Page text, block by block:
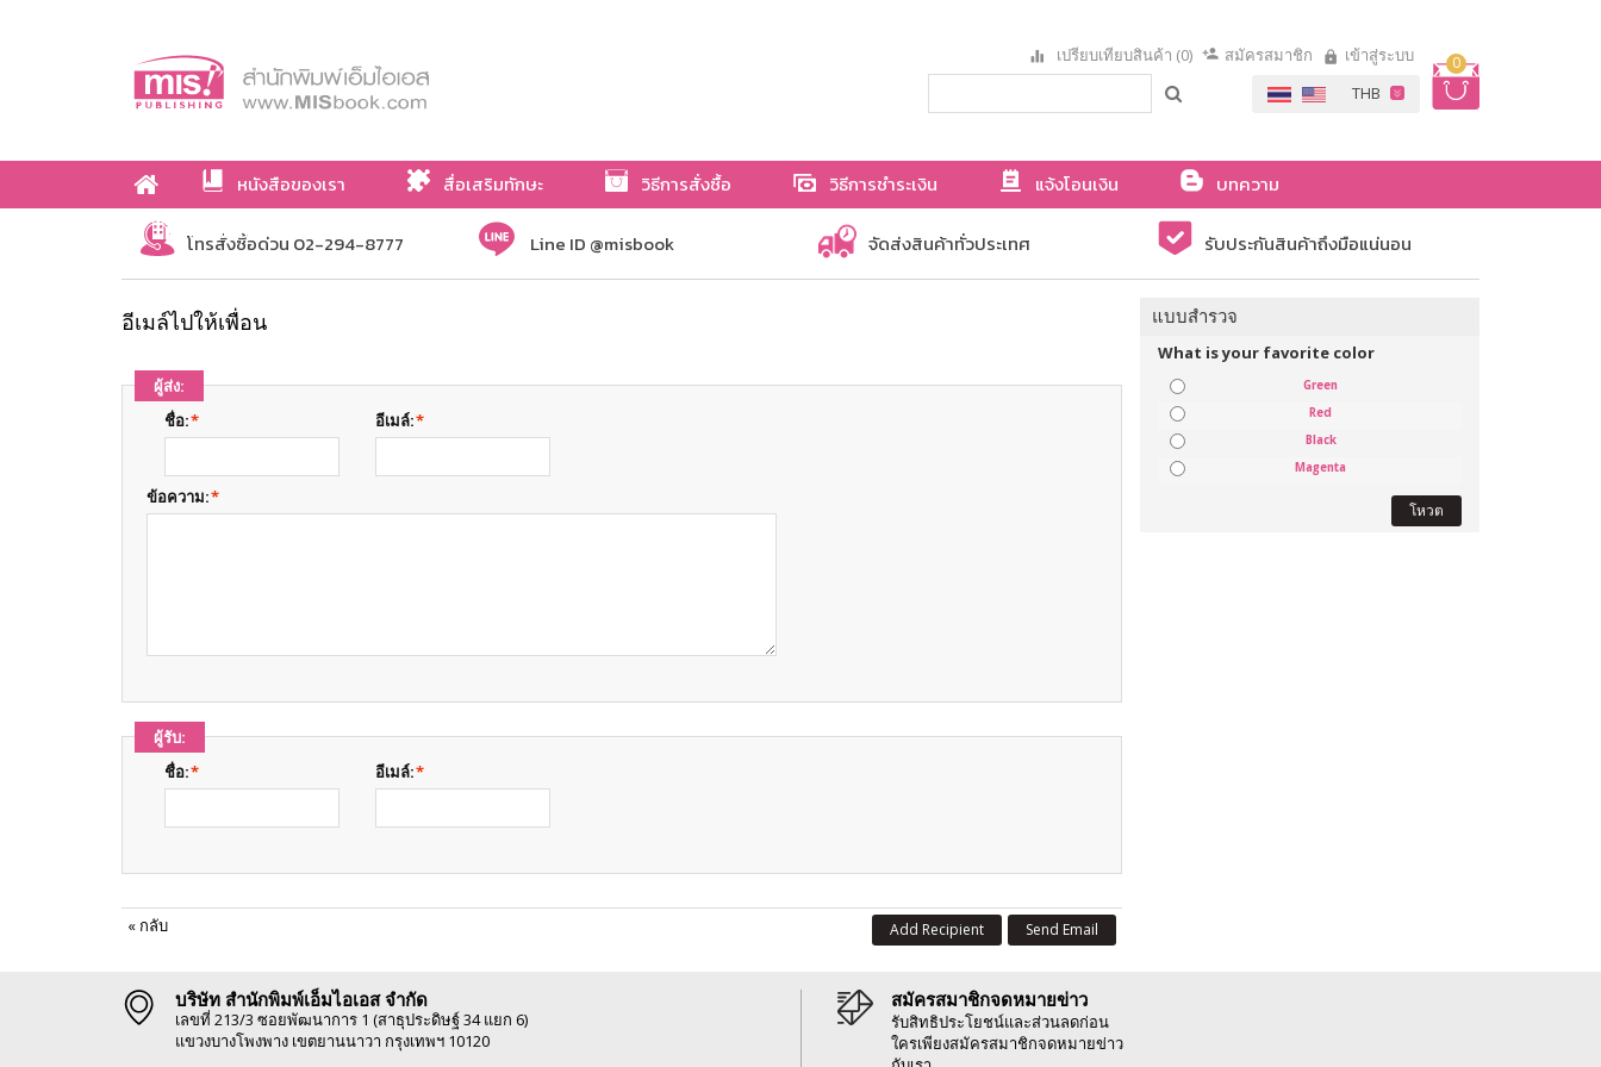
0
เปรียบเทียบสินค้า (0) สมัครสมาชิก เข้าสู่ระบบ
หนังสือของเรา สื่อเสริมทักษะ วิธีการสั่งซื้อ วิธีการชำระเงิน แจ้งโอนเงิน
บทความ
เกี่ยวกับเรา
โทรสั่งซื้อด่วน 02-294-8777 Line ID @misbook จัดส่งสินค้าทั่วประเทศ รับประกันสินค้าถึงมือแน่นอน
อีเมล์ไปให้เพื่อน
ผู้ส่ง:
*
ชื่อ: *
อีเมล์:
*
ข้อความ:
ผู้รับ:
*
ชื่อ: *
อีเมล์:
« กลับ Send Email
Add Recipient
แบบสำรวจ
What is your favorite color
Green
Red
Black
Magenta
โหวต
บริษัท สำนักพิมพ์เอ็มไอเอส จำกัด
เลขที่ 213/3 ซอยพัฒนาการ 1 (สาธุประดิษฐ์ 34 แยก 6)
แขวงบางโพงพาง เขตยานนาวา กรุงเทพฯ 10120
สมัครสมาชิกจดหมายข่าว
รับสิทธิประโยชน์และส่วนลดก่อน
ใครเพียงสมัครสมาชิกจดหมายข่าว